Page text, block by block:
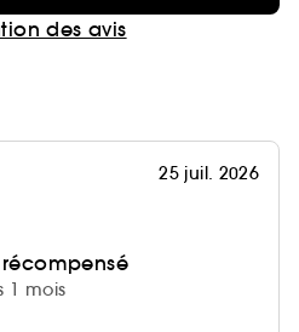
des avis
25 juil. 2026
1 mois